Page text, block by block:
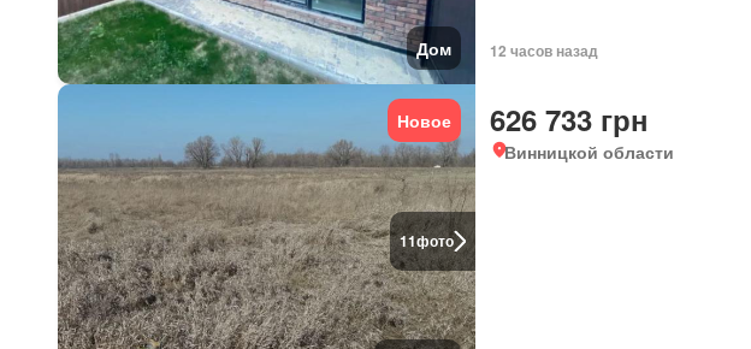
Дом 12 часов назад
11фото
Новое 626 733 грн
Винницкой области